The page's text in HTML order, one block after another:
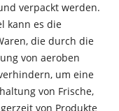
verpackt werden.
kann es die
die durch die
von aeroben
um eine
von Frische,
von Produkte